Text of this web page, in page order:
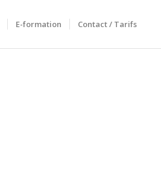
E-formation Contact / Tarifs